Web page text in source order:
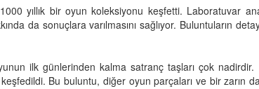
yıllık bir oyun koleksiyonu keşfetti. Laboratuvar
da sonuçlara varılmasını sağlıyor. Buluntuların
ilk günlerinden kalma satranç taşları çok
Bu buluntu, diğer oyun parçaları ve bir zarın